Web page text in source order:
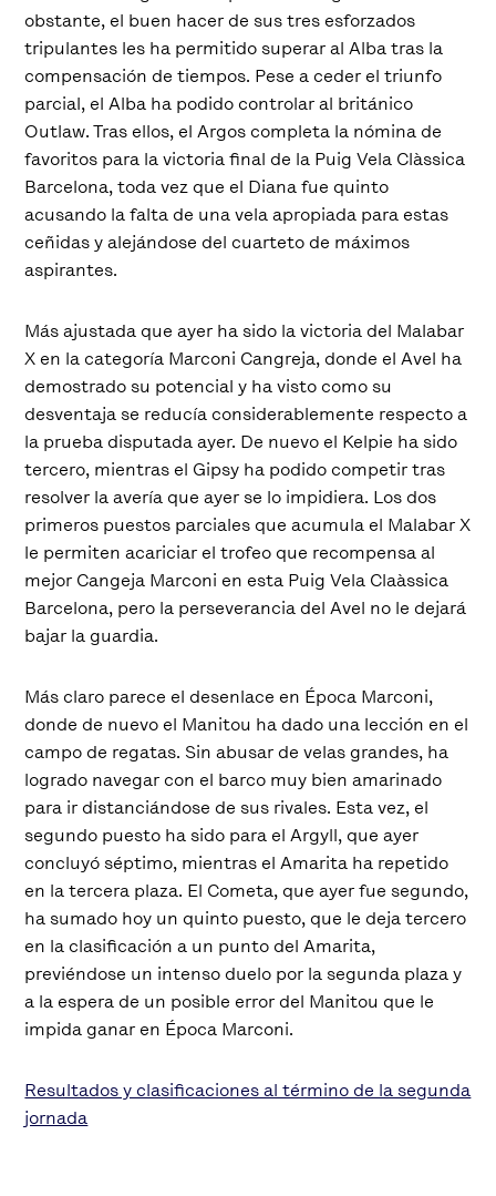
obstante, el buen hacer de sus tres esforzados
tripulantes les ha permitido superar al Alba tras la
compensación de tiempos. Pese a ceder el triunfo
parcial, el Alba ha podido controlar al británico
Outlaw. Tras ellos, el Argos completa la nómina de
favoritos para la victoria final de la Puig Vela Clàssica
Barcelona, toda vez que el Diana fue quinto
acusando la falta de una vela apropiada para estas
ceñidas y alejándose del cuarteto de máximos
aspirantes.
Más ajustada que ayer ha sido la victoria del Malabar
X en la categoría Marconi Cangreja, donde el Avel ha
demostrado su potencial y ha visto como su
desventaja se reducía considerablemente respecto a
la prueba disputada ayer. De nuevo el Kelpie ha sido
tercero, mientras el Gipsy ha podido competir tras
resolver la avería que ayer se lo impidiera. Los dos
primeros puestos parciales que acumula el Malabar X
le permiten acariciar el trofeo que recompensa al
mejor Cangeja Marconi en esta Puig Vela Claàssica
Barcelona, pero la perseverancia del Avel no le dejará
bajar la guardia.
Más claro parece el desenlace en Época Marconi,
donde de nuevo el Manitou ha dado una lección en el
campo de regatas. Sin abusar de velas grandes, ha
logrado navegar con el barco muy bien amarinado
para ir distanciándose de sus rivales. Esta vez, el
segundo puesto ha sido para el Argyll, que ayer
concluyó séptimo, mientras el Amarita ha repetido
en la tercera plaza. El Cometa, que ayer fue segundo,
ha sumado hoy un quinto puesto, que le deja tercero
en la clasificación a un punto del Amarita,
previéndose un intenso duelo por la segunda plaza y
a la espera de un posible error del Manitou que le
impida ganar en Época Marconi.
Resultados y clasificaciones al término de la segunda
jornada